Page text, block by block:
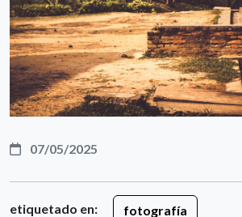
07/05/2025
etiquetado en: fotografía